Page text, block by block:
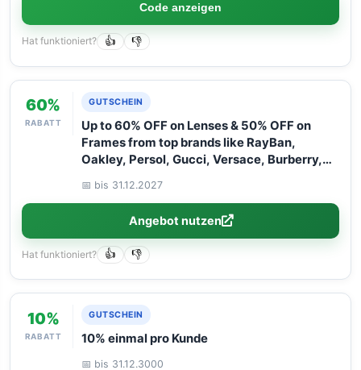
Code anzeigen
Hat funktioniert? 👍 👎
60%
RABATT
GUTSCHEIN
Up to 60% OFF on Lenses & 50% OFF on
Frames from top brands like RayBan,
Oakley, Persol, Gucci, Versace, Burberry,
miss out!
📅 bis 31.12.2027
Angebot nutzen
Hat funktioniert? 👍 👎
10%
RABATT
GUTSCHEIN
10% einmal pro Kunde
📅 bis 31.12.3000